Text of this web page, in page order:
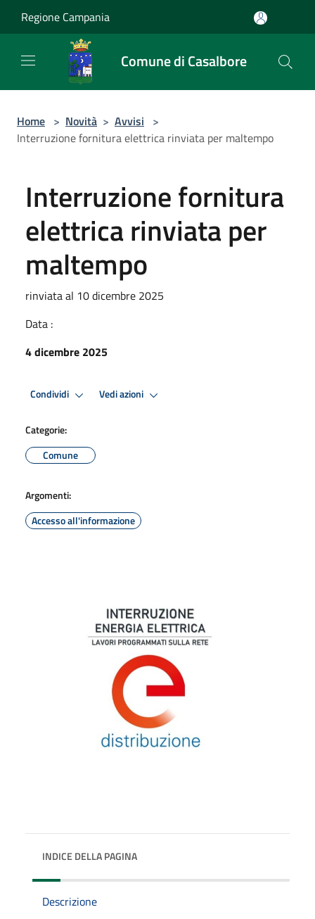
Regione Campania
Comune di Casalbore
Home > Novità > Avvisi >
Interruzione fornitura elettrica rinviata per maltempo
Interruzione fornitura
elettrica rinviata per
maltempo
rinviata al 10 dicembre 2025
Data :
4 dicembre 2025
Condividi Vedi azioni
Categorie:
Comune
Argomenti:
Accesso all'informazione
INDICE DELLA PAGINA
Descrizione